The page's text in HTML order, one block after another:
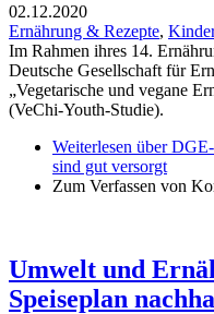
02.12.2020
Ernährung & Rezepte,
Im Rahmen ihres 14.
Deutsche Gesellschaft für
„Vegetarische und vegane
(VeChi-Youth-Studie).
Weiterlesen über
sind gut versorgt
Zum Verfassen von
Umwelt und
Speiseplan